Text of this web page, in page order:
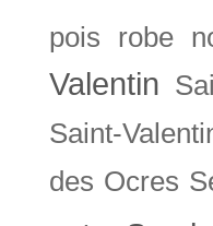
pois
robe
Valentin
Saint-
des Ocres